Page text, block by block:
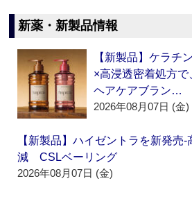
新薬・新製品情報
【新製品】ケラチ
×高浸透密着処方
ヘアケアブラン…
2026年08月07日 (金)
【新製品】ハイゼントラを新発売
減 CSLベーリング
2026年08月07日 (金)